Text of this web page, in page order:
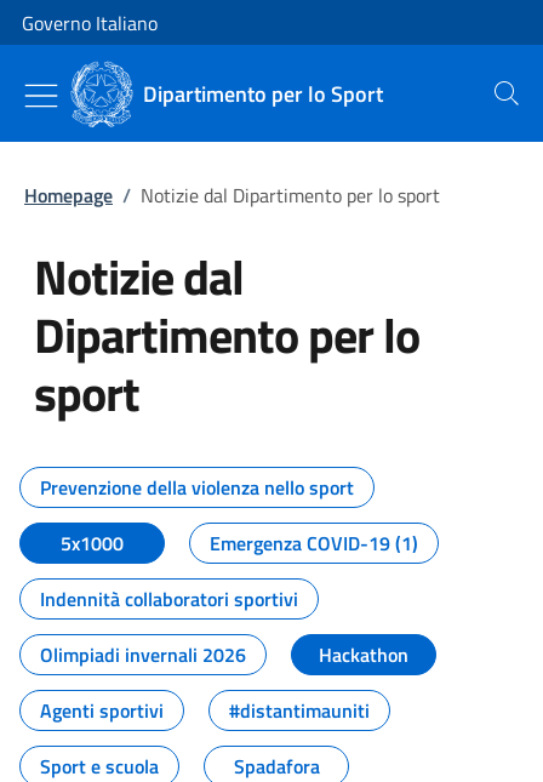
Vai al contenuto
Vai alla navigazione del sito
Governo Italiano
Dipartimento per lo Sport Cerca
Homepage / Notizie dal Dipartimento per lo sport
Notizie dal
Dipartimento per lo
sport
Tutti i contenuti della pagina
Prevenzione della violenza nello sport
5x1000
Emergenza COVID-19 (1)
Indennità collaboratori sportivi
Olimpiadi invernali 2026
Hackathon
Agenti sportivi
#distantimauniti
Sport e scuola
Spadafora